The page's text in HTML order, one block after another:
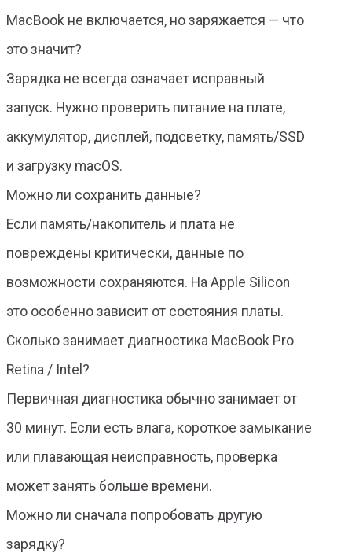
MacBook не включается, но заряжается — что
это значит?
Зарядка не всегда означает исправный
запуск. Нужно проверить питание на плате,
аккумулятор, дисплей, подсветку, память/SSD
и загрузку macOS.
Можно ли сохранить данные?
Если память/накопитель и плата не
повреждены критически, данные по
возможности сохраняются. На Apple Silicon
это особенно зависит от состояния платы.
Сколько занимает диагностика MacBook Pro
Retina / Intel?
Первичная диагностика обычно занимает от
30 минут. Если есть влага, короткое замыкание
или плавающая неисправность, проверка
может занять больше времени.
Можно ли сначала попробовать другую
зарядку?